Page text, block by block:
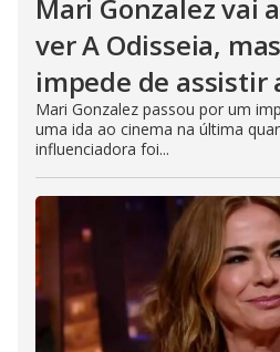
Mari Gonzalez vai
ver A Odisseia,
impede de assistir
Mari Gonzalez passou por um
uma ida ao cinema na última
influenciadora foi...